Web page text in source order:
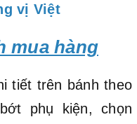
vị Việt
mua hàng
tiết trên bánh theo
phụ kiện, chọn